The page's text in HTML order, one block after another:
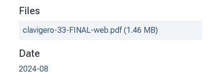
Files
clavigero-33-FINAL-web.pdf(1.46 MB)
Date
2024-08